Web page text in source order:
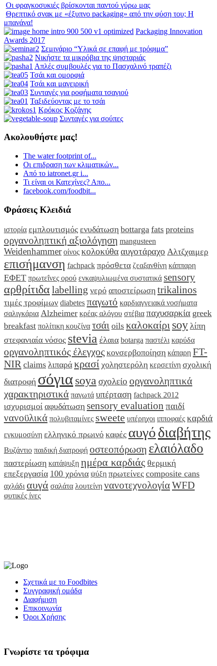
Οι φραγκοσυκιές βρίσκονται παντού γύρω μας
Θρεπτικό σνακ με «έξυπνο packaging» από την φύση του; Η
μπανάνα!
Packaging Innovation
Awards 2017
Σεμινάριο “Υλικά σε επαφή με τρόφιμα”
Νικήστε τα μικρόβια της ψησταριάς
Απλές συμβουλές για το Πασχαλινό τραπέζι
Τσάι και ομορφιά
Τσάι και μαγειρική
Συνταγές για ροφήματα τσαγιού
Ταξιδεύοντας με το τσάι
Κρόκος Κοζάνης
Συνταγές για σούπες
Ακολουθήστε μας!
The water footprint of...
Οι επιδραση των κλιματικών...
Από το iatronet.gr i...
Τι είναι οι Κατεχίνες? Απο...
facebook.com/foodbit...
Φράσεις Κλειδιά
ιστορία εμπλουτισμός ενυδάτωση bottarga fats proteins
οργανοληπτική αξιολόγηση mangusteen
Weidenhammer οίνος κολοκύθααυγοτάραχο Αλτζχαιμερ
επισήμανση fachpack πρόσθετα ζεαξανθίνη κάππαρη
ΕΦΕΤ πρωτεΐνες ορού ενκαψυλιωμένα συστατικά sensory
αρθρίτιδα labelling νερό αποστείρωση trikalinos
τιμές τροφίμων diabetes παγωτό καρδιαγγειακά νοσήματα
σαλιγκάρια Alzheimer κρέας αλόγου στέβια παχυσαρκία greek
breakfast πολίτικη κουζίνα τσάι oils καλοκαίρι soy λίπη
στεφανιαία νόσος stevia έλαια botarga παστέλι καρύδα
οργανοληπτικός έλεγχος κονσερβοποίηση κάπαρη FT-
NIR claims λιπαρά κρασί χοληστερόλη κερσετίνη σχολική
διατροφή σόγια soya σχολείο οργανοληπτικά
χαρακτηριστικά παγωτά υπέρταση fachpack 2012
ισχυρισμοί αφυδάτωση sensory evaluation παιδί
νανοϋλικά πολυβιταμίνες sweete υπέρηχοι ιπποφαές καρδιά
εγκυμοσύνη ελληνικό πρωινό καφές αυγόδιαβήτης
Βυζάντιο παιδική διατροφή οστεοπόρωση ελαιόλαδο
παστερίωση κατάψυξη ημέρα καρδιάς θερμική
επεξεργασία 100 χρόνια ψύξη πρωτείνες composite cans
αχλάδι αυγά σαλάτα λουτείνη νανοτεχνολογίαWFD
φυτικές ίνες
Σχετικά με το Foodbites
Συγγραφική ομάδα
Διαφήμιση
Επικοινωνία
Όροι Χρήσης
Γνωρίστε τα τρόφιμα